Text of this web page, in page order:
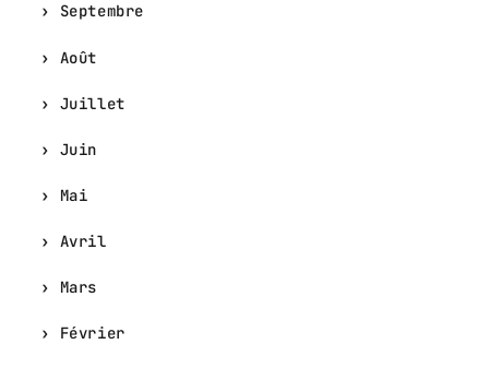
Septembre
Août
Juillet
Juin
Mai
Avril
Mars
Février